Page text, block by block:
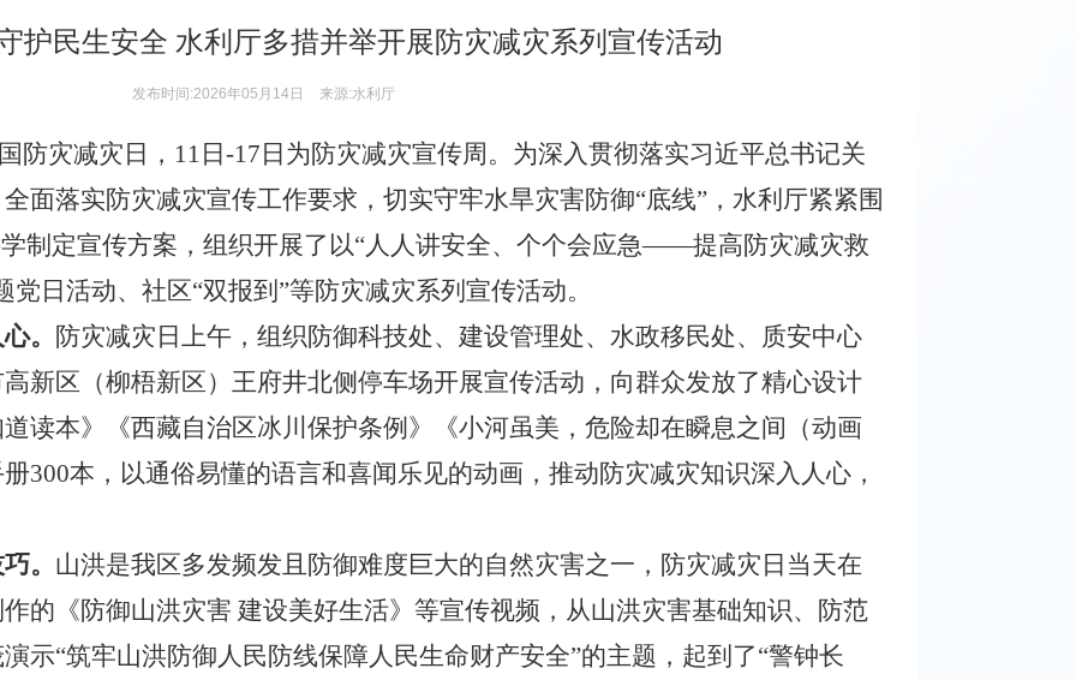
护民生安全 水利厅多措并举开展防灾减灾系列宣传活动
发布时间:2026年05月14日 来源:水利厅
防灾减灾日，11日-17日为防灾减灾宣传周。为深入贯彻落实习近平总书记关
面落实防灾减灾宣传工作要求，切实守牢水旱灾害防御“底线”，水利厅紧紧围
制定宣传方案，组织开展了以“人人讲安全、个个会应急——提高防灾减灾救
党日活动、社区“双报到”等防灾减灾系列宣传活动。
。 防灾减灾日上午，组织防御科技处、建设管理处、水政移民处、质安中心
新区（柳梧新区）王府井北侧停车场开展宣传活动，向群众发放了精心设计
读本》《西藏自治区冰川保护条例》《小河虽美，危险却在瞬息之间（动画
300本，以通俗易懂的语言和喜闻乐见的动画，推动防灾减灾知识深入人心，
。 山洪是我区多发频发且防御难度巨大的自然灾害之一，防灾减灾日当天在
的《防御山洪灾害 建设美好生活》等宣传视频，从山洪灾害基础知识、防范
示“筑牢山洪防御人民防线保障人民生命财产安全”的主题，起到了“警钟长